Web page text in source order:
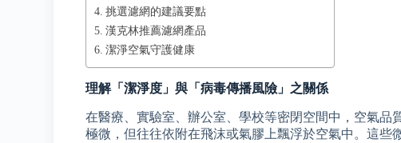
挑選濾網的建議要點
漢克林推薦濾網產品
潔淨空氣守護健康
理解「潔淨度」與「病毒傳播風險」之關係
在醫療、實驗室、辦公室、學校等密閉空間中，空氣品
極微，但往往依附在飛沫或氣膠上飄浮於空氣中。這些